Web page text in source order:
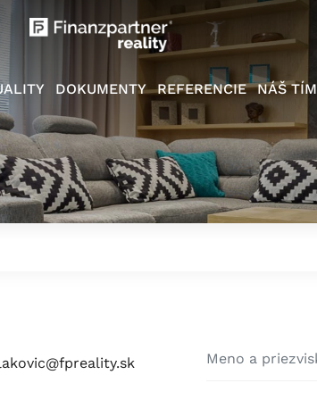
DOKUMENTY REFERENCIE NÁŠ TÍM